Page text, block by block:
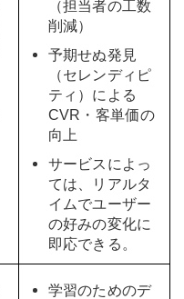
（担当者の工数
削減）
予期せぬ発見
（セレンディピ
ティ）による
CVR・客単価の
向上
サービスによっ
ては、リアルタ
イムでユーザー
の好みの変化に
即応できる。
学習のためのデ